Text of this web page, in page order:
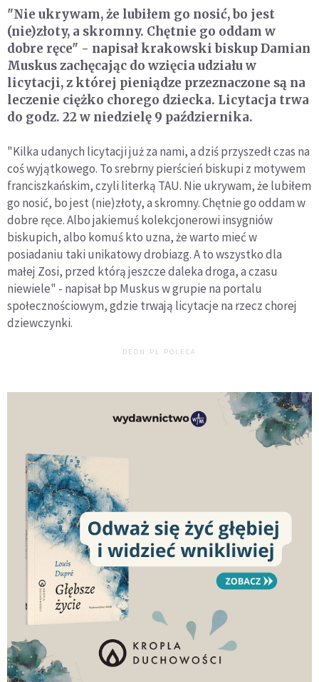
"Nie ukrywam, że lubiłem go nosić, bo jest
(nie)złoty, a skromny. Chętnie go oddam w
dobre ręce" - napisał krakowski biskup Damian
Muskus zachęcając do wzięcia udziału w
licytacji, z której pieniądze przeznaczone są na
leczenie ciężko chorego dziecka. Licytacja trwa
do godz. 22 w niedzielę 9 października.
"Kilka udanych licytacji już za nami, a dziś przyszedł czas na
coś wyjątkowego. To srebrny pierścień biskupi z motywem
franciszkańskim, czyli literką TAU. Nie ukrywam, że lubiłem
go nosić, bo jest (nie)złoty, a skromny. Chętnie go oddam w
dobre ręce. Albo jakiemuś kolekcjonerowi insygniów
biskupich, albo komuś kto uzna, że warto mieć w
posiadaniu taki unikatowy drobiazg. A to wszystko dla
małej Zosi, przed którą jeszcze daleka droga, a czasu
niewiele" - napisał bp Muskus w grupie na portalu
społecznościowym, gdzie trwają licytacje na rzecz chorej
dziewczynki.
DEON.PL POLECA